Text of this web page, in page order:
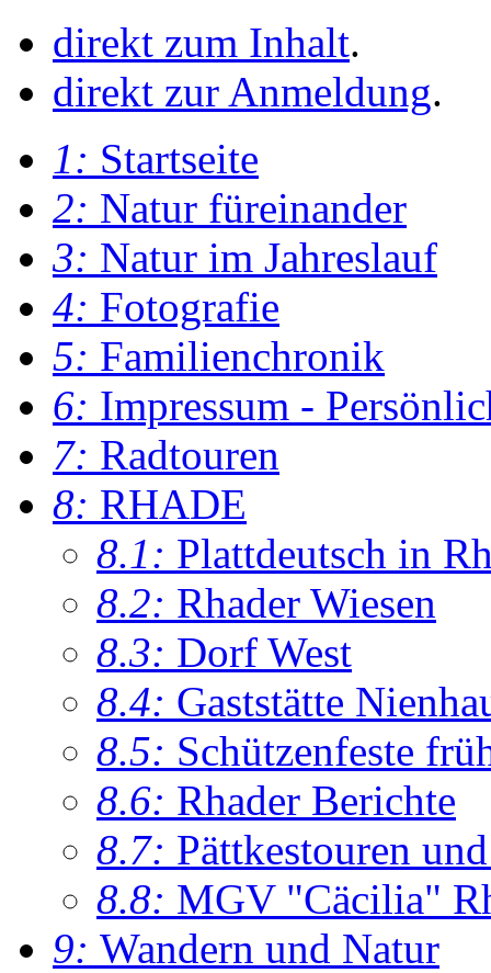
direkt zum Inhalt.
direkt zur Anmeldung.
1: Startseite
2: Natur füreinander
3: Natur im Jahreslauf
4: Fotografie
5: Familienchronik
6: Impressum -
7: Radtouren
8: RHADE
8.1: Plattdeutsch in
8.2: Rhader Wiesen
8.3: Dorf West
8.4: Gaststätte
8.5: Schützenfeste
8.6: Rhader Berichte
8.7: Pättkestouren
8.8: MGV "Cäcilia"
9: Wandern und Natur